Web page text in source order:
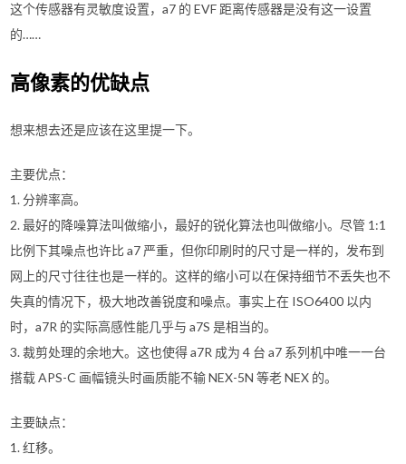
这个传感器有灵敏度设置，a7 的 EVF 距离传感器是没有这一设置
的……
高像素的优缺点
想来想去还是应该在这里提一下。
主要优点：
1. 分辨率高。
2. 最好的降噪算法叫做缩小，最好的锐化算法也叫做缩小。尽管 1:1
比例下其噪点也许比 a7 严重，但你印刷时的尺寸是一样的，发布到
网上的尺寸往往也是一样的。这样的缩小可以在保持细节不丢失也不
失真的情况下，极大地改善锐度和噪点。事实上在 ISO6400 以内
时，a7R 的实际高感性能几乎与 a7S 是相当的。
3. 裁剪处理的余地大。这也使得 a7R 成为 4 台 a7 系列机中唯一一台
搭载 APS-C 画幅镜头时画质能不输 NEX-5N 等老 NEX 的。
主要缺点：
1. 红移。